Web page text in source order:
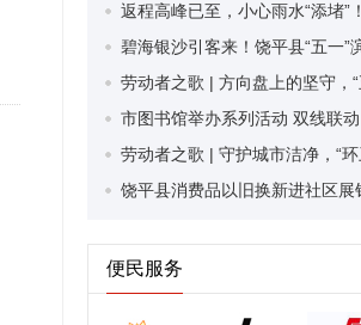
返程高峰已至，小心雨水“添堵”！
便民服务